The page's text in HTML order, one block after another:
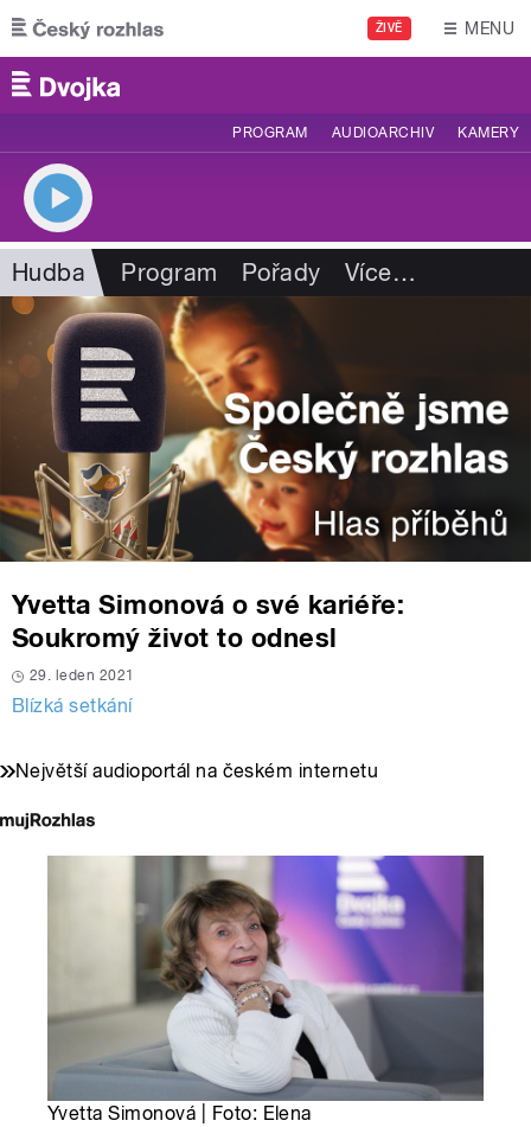
Přejít k hlavnímu obsahu
ŽIVĚ MENU
PROGRAM AUDIOARCHIV KAMERY
Hudba Program Pořady Více…
Yvetta Simonová o své kariéře:
Soukromý život to odnesl
29. leden 2021
Blízká setkání
Největší audioportál na českém internetu
Yvetta Simonová | Foto: Elena